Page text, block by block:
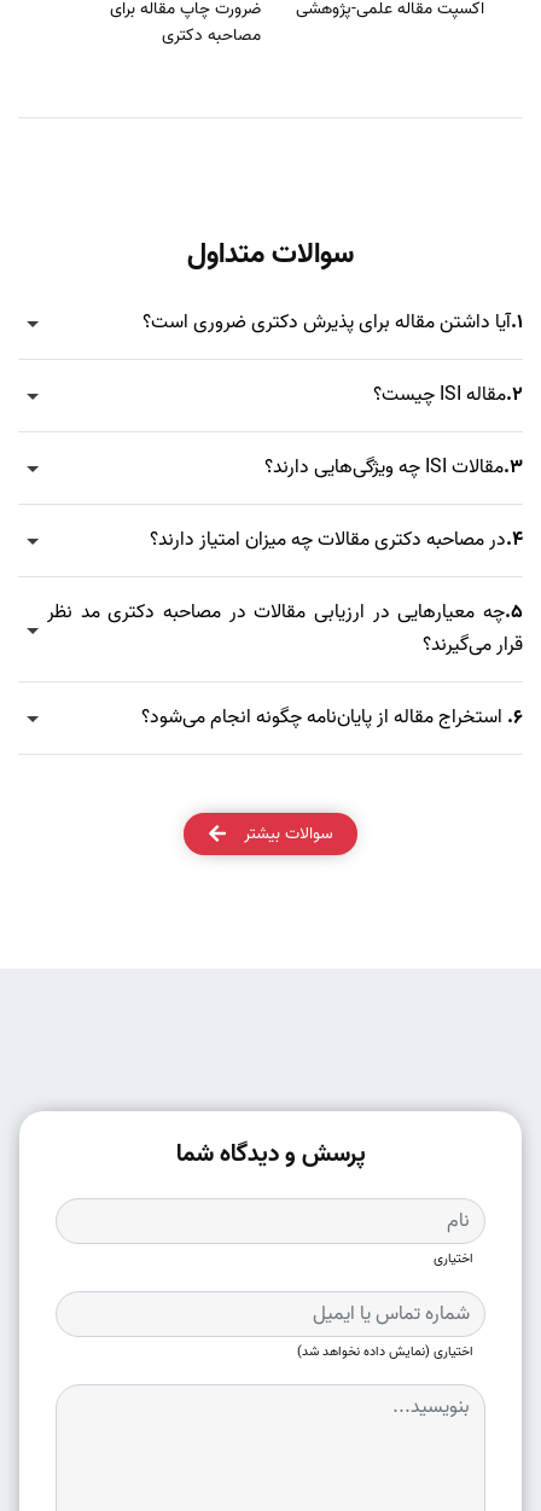
اکسپت مقاله علمی-پژوهشی
ضرورت چاپ مقاله برای
مصاحبه دکتری
سوالات متداول
1.آیا داشتن مقاله برای پذیرش دکتری ضروری است؟
2.مقاله ISI چیست؟
3.مقالات ISI چه ویژگی‌هایی دارند؟
4. در مصاحبه دکتری مقالات چه میزان امتیاز دارند؟
5.چه معیارهایی در ارزیابی مقالات در مصاحبه دکتری مد نظر
قرار می‌گیرند؟
6. استخراج مقاله از پایان‌نامه چگونه انجام می‌شود؟
سوالات بیشتر
پرسش و دیدگاه شما
اختیاری
اختیاری (نمایش داده نخواهد شد)